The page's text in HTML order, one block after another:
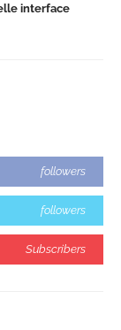
interface
followers
followers
Subscribers